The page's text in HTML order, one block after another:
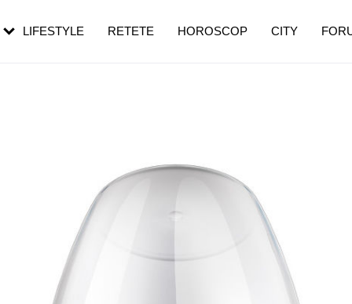
LIFESTYLE RETETE HOROSCOP CITY
pe măsură ce înaintezi în vârstă